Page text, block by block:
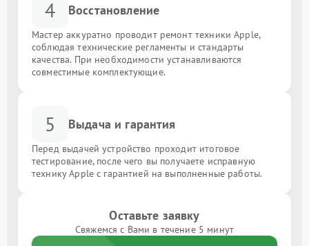
4 Восстановление
Мастер аккуратно проводит ремонт техники Apple,
соблюдая технические регламенты и стандарты
качества. При необходимости устанавливаются
совместимые комплектующие.
5 Выдача и гарантия
Перед выдачей устройство проходит итоговое
тестирование, после чего вы получаете исправную
технику Apple с гарантией на выполненные работы.
Оставьте заявку
Свяжемся с Вами в течение 5 минут